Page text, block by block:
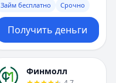
Займ бесплатно Срочно
Получить деньги
Финмолл